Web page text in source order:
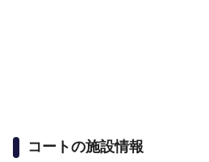
コートの施設情報